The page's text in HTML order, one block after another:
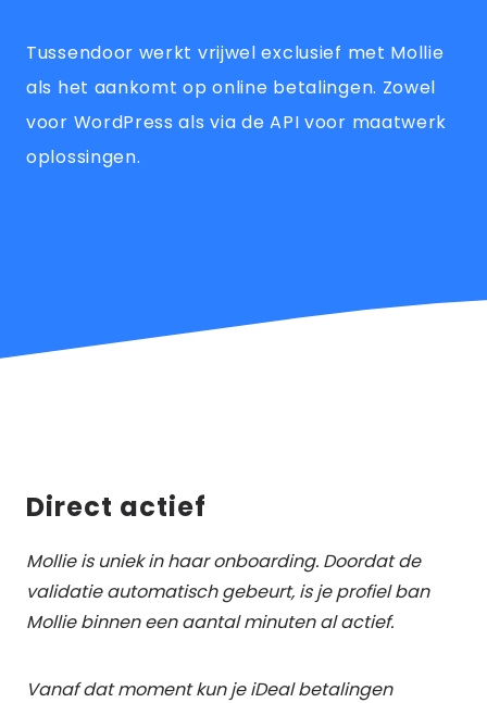
Tussendoor werkt vrijwel exclusief met Mollie
als het aankomt op online betalingen. Zowel
voor WordPress als via de API voor maatwerk
oplossingen.
Direct actief
Mollie is uniek in haar onboarding. Doordat de
validatie automatisch gebeurt, is je profiel ban
Mollie binnen een aantal minuten al actief.
Vanaf dat moment kun je iDeal betalingen